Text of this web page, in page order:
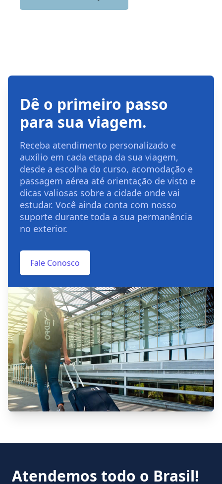
Dê o primeiro passo
para sua viagem.
Receba atendimento personalizado e
auxílio em cada etapa da sua viagem,
desde a escolha do curso, acomodação e
passagem aérea até orientação de visto e
dicas valiosas sobre a cidade onde vai
estudar. Você ainda conta com nosso
suporte durante toda a sua permanência
no exterior.
Fale Conosco
Atendemos todo o Brasil!